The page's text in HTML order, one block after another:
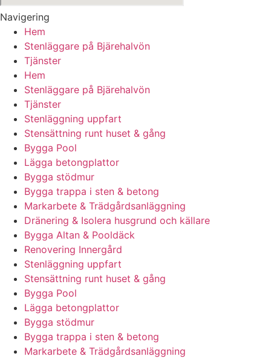
Navigering
Hem
Stenläggare på Bjärehalvön
Tjänster
Hem
Stenläggare på Bjärehalvön
Tjänster
Stenläggning uppfart
Stensättning runt huset & gång
Bygga Pool
Lägga betongplattor
Bygga stödmur
Bygga trappa i sten & betong
Markarbete & Trädgårdsanläggning
Dränering & Isolera husgrund och källare
Bygga Altan & Pooldäck
Renovering Innergård
Stenläggning uppfart
Stensättning runt huset & gång
Bygga Pool
Lägga betongplattor
Bygga stödmur
Bygga trappa i sten & betong
Markarbete & Trädgårdsanläggning